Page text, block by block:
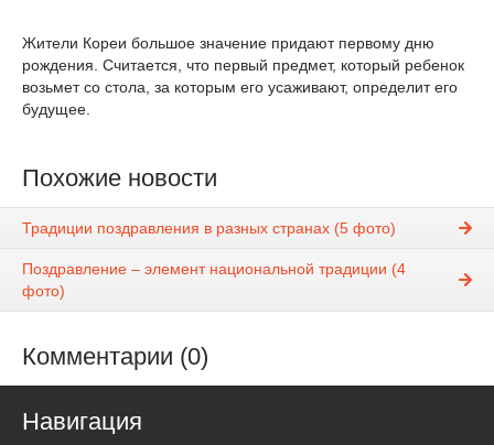
Жители Кореи большое значение придают первому дню
рождения. Считается, что первый предмет, который ребенок
возьмет со стола, за которым его усаживают, определит его
будущее.
Похожие новости
Традиции поздравления в разных странах (5 фото)
Поздравление – элемент национальной традиции (4
фото)
Комментарии (0)
Навигация